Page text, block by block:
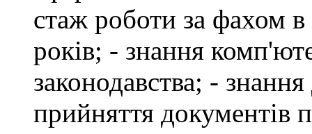
стаж роботи за фахом
років; - знання
законодавства; -
прийняття документів